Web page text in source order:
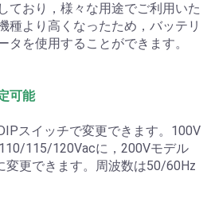
ており，様々な用途でご利用いた
種より高くなったため，バッテリ
タを使用することができます。
可能
スイッチで変更できます。100V
115/120Vacに，200Vモデル
更できます。周波数は50/60Hz